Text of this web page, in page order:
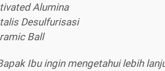
Alumina
Desulfurisasi
Ball
Ibu ingin mengetahui lebih